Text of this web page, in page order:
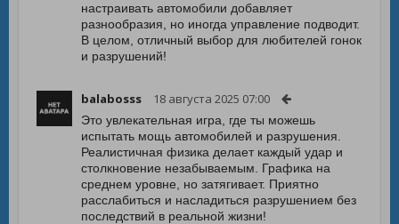
настраивать автомобили добавляет
разнообразия, но иногда управление подводит.
В целом, отличный выбор для любителей гонок
и разрушений!
balabosss 18 августа 2025 07:00
Это увлекательная игра, где ты можешь
испытать мощь автомобилей и разрушения.
Реалистичная физика делает каждый удар и
столкновение незабываемым. Графика на
среднем уровне, но затягивает. Приятно
расслабиться и насладиться разрушением без
последствий в реальной жизни!